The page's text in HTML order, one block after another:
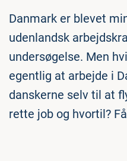
Danmark er blevet
udenlandsk
undersøgelse. Men
egentlig at arbejde i
danskerne selv til at
rette job og hvortil?